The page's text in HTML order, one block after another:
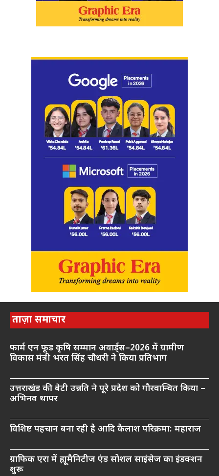
ताज़ा समाचार
फार्म एन फूड कृषि सम्मान अवार्ड्स–2026 में ग्रामीण
विकास मंत्री भरत सिंह चौधरी ने किया प्रतिभाग
उत्तराखंड की बेटी उन्नति ने पूरे प्रदेश को गौरवान्वित किया –
अभिनव थापर
विशिष्ट पहचान बना रही है आदि कैलाश परिक्रमा: महाराज
ग्राफिक एरा में ह्यूमैनिटीज एंड सोशल साइंसेज का इंडक्शन
शुरू